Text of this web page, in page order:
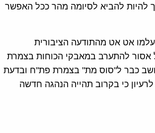
להיות להביא לסיומה מהר ככל האפשר
אט אט מהתודעה הציבורית
אסור להתערב במאבקי הכוחות בצמרת
כבר ל"סוס מת" בצמרת פת"ח ובדעת
כי בקרוב תהייה הנהגה חדשה